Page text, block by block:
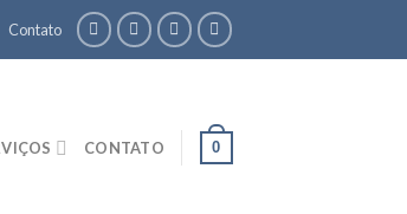
Contato
CONTATO 0